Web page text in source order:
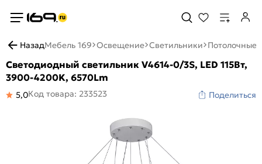
НазадМебель 169 Освещение Светильники Потолочные
Светодиодный светильник V4614-0/3S, LED 115Вт,
3900-4200K, 6570Lm
5,0Код товара: 233523 Поделиться